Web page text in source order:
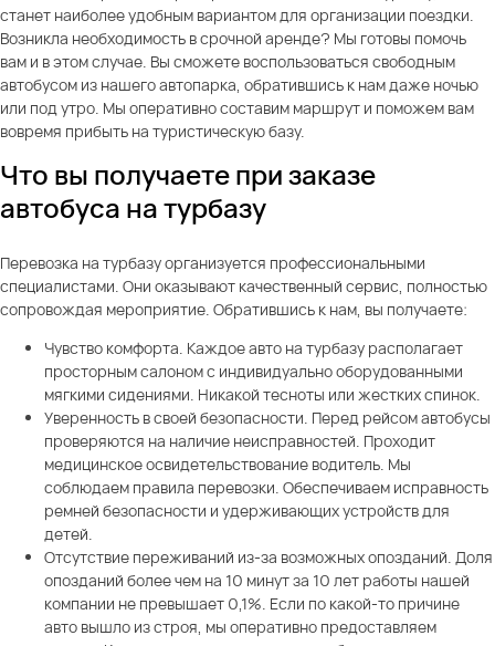
станет наиболее удобным вариантом для организации поездки.
Возникла необходимость в срочной аренде? Мы готовы помочь
вам и в этом случае. Вы сможете воспользоваться свободным
автобусом из нашего автопарка, обратившись к нам даже ночью
или под утро. Мы оперативно составим маршрут и поможем вам
вовремя прибыть на туристическую базу.
Что вы получаете при заказе
автобуса на турбазу
Перевозка на турбазу организуется профессиональными
специалистами. Они оказывают качественный сервис, полностью
сопровождая мероприятие. Обратившись к нам, вы получаете:
Чувство комфорта. Каждое авто на турбазу располагает
просторным салоном с индивидуально оборудованными
мягкими сидениями. Никакой тесноты или жестких спинок.
Уверенность в своей безопасности. Перед рейсом автобусы
проверяются на наличие неисправностей. Проходит
медицинское освидетельствование водитель. Мы
соблюдаем правила перевозки. Обеспечиваем исправность
ремней безопасности и удерживающих устройств для
детей.
Отсутствие переживаний из-за возможных опозданий. Доля
опозданий более чем на 10 минут за 10 лет работы нашей
компании не превышает 0,1%. Если по какой-то причине
авто вышло из строя, мы оперативно предоставляем